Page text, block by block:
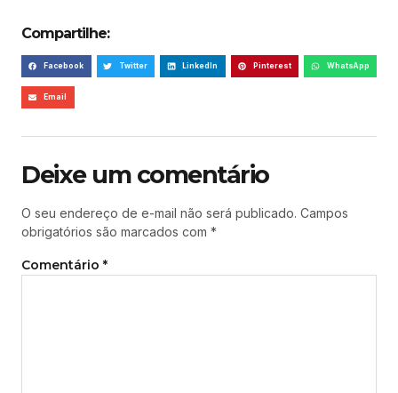
Compartilhe:
Facebook Twitter LinkedIn Pinterest WhatsApp
Email
Deixe um comentário
O seu endereço de e-mail não será publicado. Campos
obrigatórios são marcados com *
Comentário *